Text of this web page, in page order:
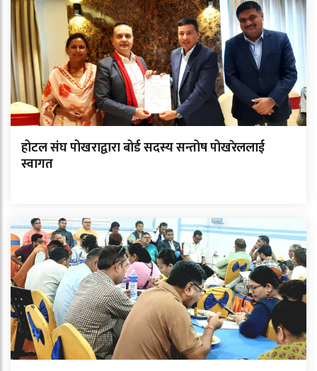
होटल संघ पोखराद्वारा बोर्ड सदस्य सन्तोष पोखरेललाई
स्वागत